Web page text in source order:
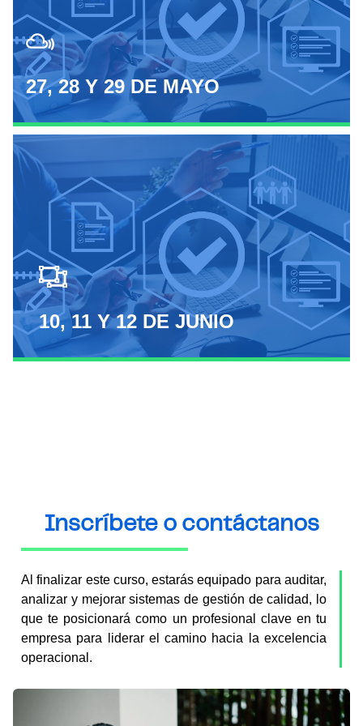
27, 28 Y 29 DE MAYO
NO TE LO PIERDAS
Dar a conocer los requisitos y lineamientos generales para la
implementación efectiva de un Sistema de Gestión de Calidad
alineado a los objetivos y retos del negocio.
REGISTRARME
10, 11 Y 12 DE JUNIO
REGISTRARME
Inscríbete o contáctanos
Al finalizar este curso, estarás equipado para auditar,
analizar y mejorar sistemas de gestión de calidad, lo
que te posicionará como un profesional clave en tu
empresa para liderar el camino hacia la excelencia
operacional.